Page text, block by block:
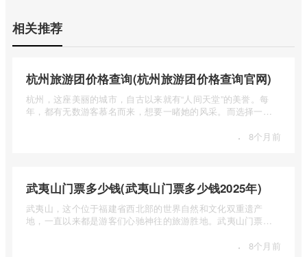
相关推荐
杭州旅游团价格查询(杭州旅游团价格查询官网)
杭州，这座美丽的城市，自古以来就有“人间天堂”的美誉。每
年，都有无数游客慕名而来，想要一睹她的风采。而选择一个
· 8个月前
武夷山门票多少钱(武夷山门票多少钱2025年)
武夷山，这个位于福建省西北部的世界自然和文化双重遗产
地，一直以来都是游客们心驰神往的旅游胜地。武夷山门票多
· 8个月前